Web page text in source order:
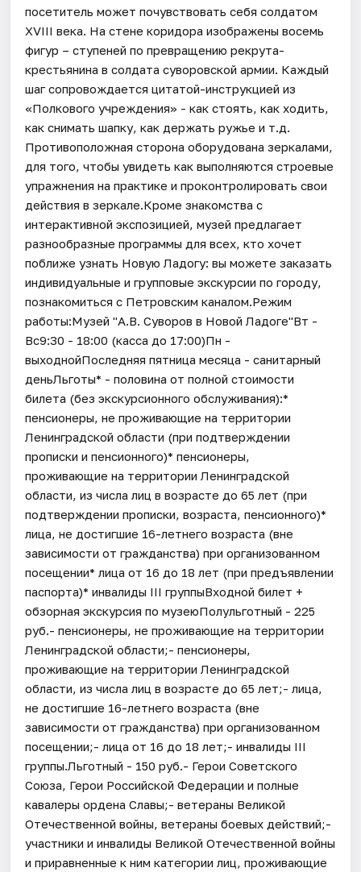
посетитель может почувствовать себя солдатом
XVIII века. На стене коридора изображены восемь
фигур – ступеней по превращению рекрута-
крестьянина в солдата суворовской армии. Каждый
шаг сопровождается цитатой-инструкцией из
«Полкового учреждения» - как стоять, как ходить,
как снимать шапку, как держать ружье и т.д.
Противоположная сторона оборудована зеркалами,
для того, чтобы увидеть как выполняются строевые
упражнения на практике и проконтролировать свои
действия в зеркале.Кроме знакомства с
интерактивной экспозицией, музей предлагает
разнообразные программы для всех, кто хочет
поближе узнать Новую Ладогу: вы можете заказать
индивидуальные и групповые экскурсии по городу,
познакомиться с Петровским каналом.Режим
работы:Музей "А.В. Суворов в Новой Ладоге"Вт -
Вс9:30 - 18:00 (касса до 17:00)Пн -
выходнойПоследняя пятница месяца - санитарный
деньЛьготы* - половина от полной стоимости
билета (без экскурсионного обслуживания):*
пенсионеры, не проживающие на территории
Ленинградской области (при подтверждении
прописки и пенсионного)* пенсионеры,
проживающие на территории Ленинградской
области, из числа лиц в возрасте до 65 лет (при
подтверждении прописки, возраста, пенсионного)*
лица, не достигшие 16-летнего возраста (вне
зависимости от гражданства) при организованном
посещении* лица от 16 до 18 лет (при предъявлении
паспорта)* инвалиды III группыВходной билет +
обзорная экскурсия по музеюПолульготный - 225
руб.- пенсионеры, не проживающие на территории
Ленинградской области;- пенсионеры,
проживающие на территории Ленинградской
области, из числа лиц в возрасте до 65 лет;- лица,
не достигшие 16-летнего возраста (вне
зависимости от гражданства) при организованном
посещении;- лица от 16 до 18 лет;- инвалиды III
группы.Льготный - 150 руб.- Герои Советского
Союза, Герои Российской Федерации и полные
кавалеры ордена Славы;- ветераны Великой
Отечественной войны, ветераны боевых действий;-
участники и инвалиды Великой Отечественной войны
и приравненные к ним категории лиц, проживающие